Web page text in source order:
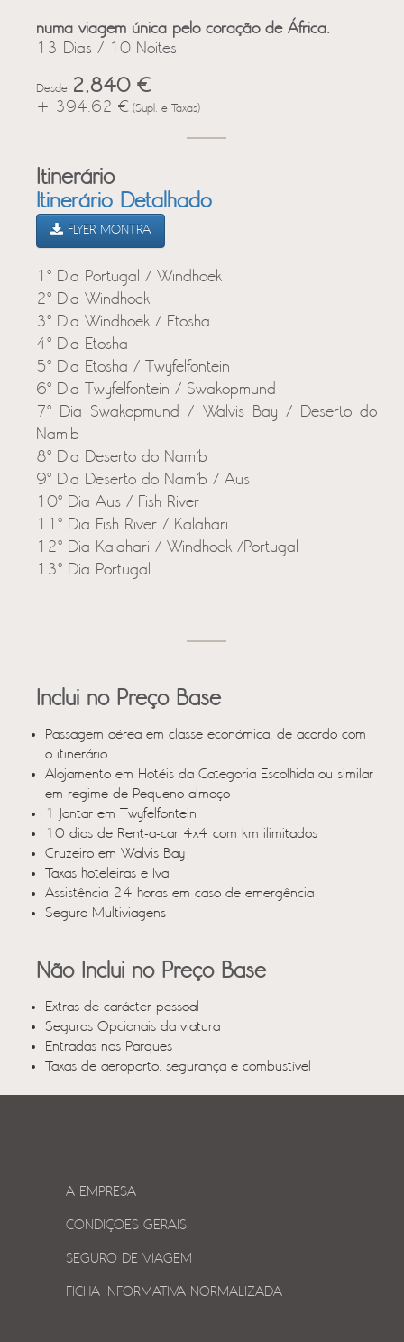
numa viagem única pelo coração de África.
13 Dias / 10 Noites
Desde 2,840 €
+ 394.62 € (Supl. e Taxas)
Itinerário
Itinerário Detalhado
FLYER MONTRA
1º Dia Portugal / Windhoek
2º Dia Windhoek
3º Dia Windhoek / Etosha
4º Dia Etosha
5º Dia Etosha / Twyfelfontein
6º Dia Twyfelfontein / Swakopmund
7º Dia Swakopmund / Walvis Bay / Deserto do
Namib
8º Dia Deserto do Namíb
9º Dia Deserto do Namíb / Aus
10º Dia Aus / Fish River
11º Dia Fish River / Kalahari
12º Dia Kalahari / Windhoek /Portugal
13º Dia Portugal
Inclui no Preço Base
Passagem aérea em classe económica, de acordo com
o itinerário
Alojamento em Hotéis da Categoria Escolhida ou similar
em regime de Pequeno-almoço
1 Jantar em Twyfelfontein
10 dias de Rent-a-car 4x4 com km ilimitados
Cruzeiro em Walvis Bay
Taxas hoteleiras e Iva
Assistência 24 horas em caso de emergência
Seguro Multiviagens
Não Inclui no Preço Base
Extras de carácter pessoal
Seguros Opcionais da viatura
Entradas nos Parques
Taxas de aeroporto, segurança e combustível
A EMPRESA
CONDIÇÕES GERAIS
SEGURO DE VIAGEM
FICHA INFORMATIVA NORMALIZADA